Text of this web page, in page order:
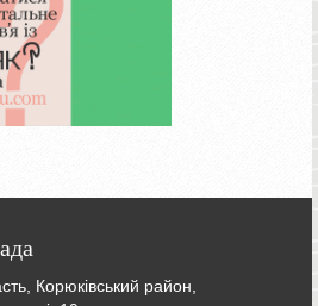
Корюківський район,